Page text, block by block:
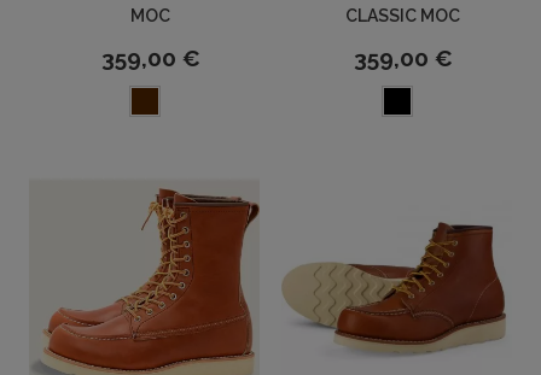
MOC
359,00 €
CLASSIC MOC
359,00 €